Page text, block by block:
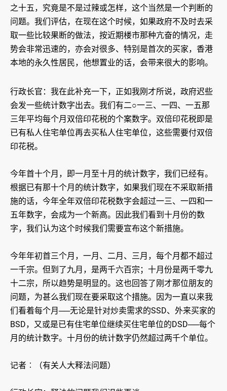
之十五，究竟是不是过辣或怎样，这个当然是一个判断的
问题。我们评估，在现在这个时候，如果政府不及时去采
取一些比较果断的做法，按近期楼市那种亢奋的情况，走
势会非常迅速的，亦会对很多、特别是首次的买家，香港
本地的永久性居民，他想置业的话，会带来很大的影响。
行政长官：我在此补充一下，正如我刚才所说，政府迟些
会发一些统计数字出去。我们有二○一三、一四、一五那
三年平均每个月双倍印花税的个案数字。双倍印花税即是
已有私人住宅单位再去买私人住宅单位，这些需要付双倍
印花税。
今年首十个月，即一月至十月的统计数字，我们已经有。
根据已有那十个月的统计数字，如果我们现在不采取新措
施的话，今年全年双倍印花税数字会超过一三、一四和一
五年数字，会成为一个新高。因此我们看到十月份的数
字，我们认为这个时候我们需要宣布这个新措施。
今年年初首三个月，一月、二月、三月，每个月都不超过
一千宗。但到了九月，是两千六百宗；十月份是两千零九
十二宗，所以趋势是明显的。这也回答了刚才那位朋友的
问题，为甚么我们现在要采取这个措施。因为一直以来我
们看着每个月──无论是针对炒卖需求的SSD、外来买家的
BSD，又或是已有住宅单位继续买住宅单位的DSD──每个
月的统计数字。十月份的统计数字仍然超过两千个单位。
记者︰（有关人大释法问题）